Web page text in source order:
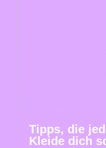
Tipps, die
Kleide dich